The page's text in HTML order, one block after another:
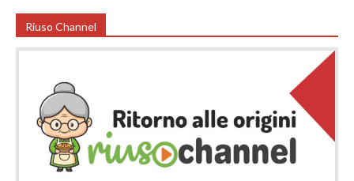
Riuso Channel